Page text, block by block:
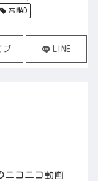
音MAD
ブ LINE
ニコニコ動画